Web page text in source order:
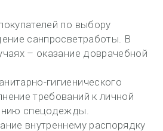
по выбору
санпросветработы. В
– оказание доврачебной
гигиенического
требований к личной
спецодежды.
внутреннему распорядку